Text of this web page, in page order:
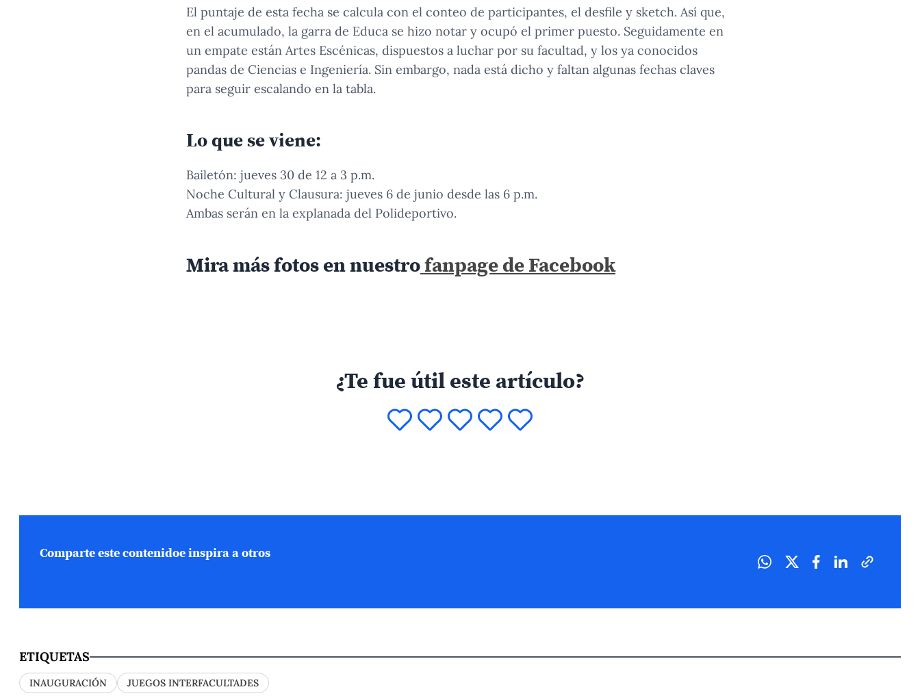
El puntaje de esta fecha se calcula con el conteo de participantes, el desfile y sketch. Así que,
en el acumulado, la garra de Educa se hizo notar y ocupó el primer puesto. Seguidamente en
un empate están Artes Escénicas, dispuestos a luchar por su facultad, y los ya conocidos
pandas de Ciencias e Ingeniería. Sin embargo, nada está dicho y faltan algunas fechas claves
para seguir escalando en la tabla.
Lo que se viene:
Bailetón: jueves 30 de 12 a 3 p.m.
Noche Cultural y Clausura: jueves 6 de junio desde las 6 p.m.
Ambas serán en la explanada del Polideportivo.
Mira más fotos en nuestrofanpage de Facebook
¿Te fue útil este artículo?
Comparte este contenidoe inspira a otros
ETIQUETAS
INAUGURACIÓN JUEGOS INTERFACULTADES